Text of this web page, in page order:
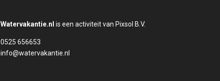
Watervakantie.nl is een activiteit van Pixsol B.V.
0525 656653
info@watervakantie.nl